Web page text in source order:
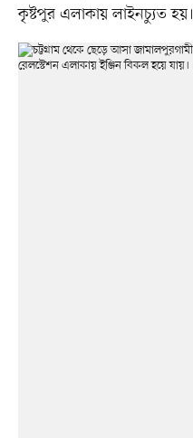
কৃষ্টপুর এলাকায় লাইনচ্যুত হয়।